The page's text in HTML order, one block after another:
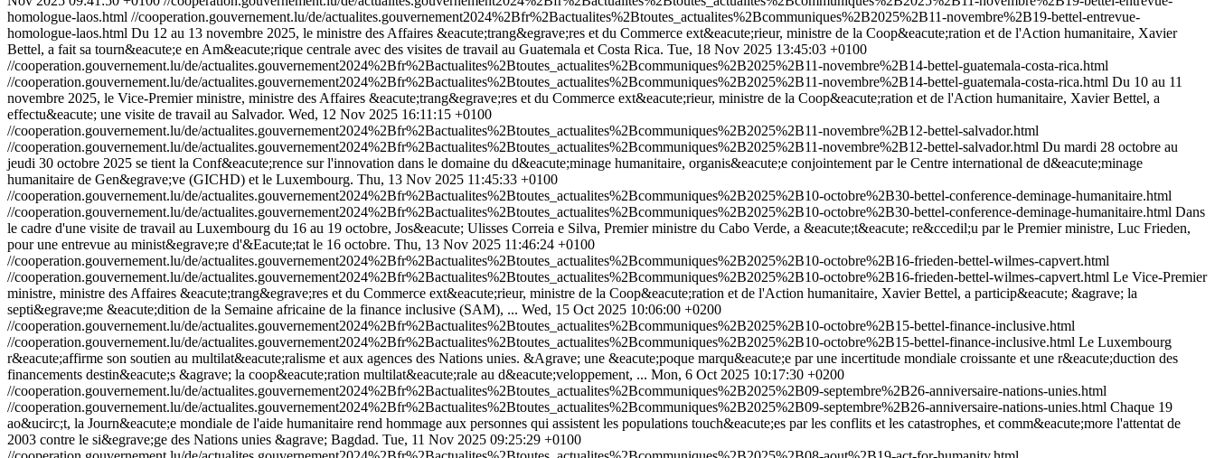
homologue-laos.html //cooperation.gouvernement.lu/de/actualites.gouvernement2024%2Bfr%2Bactualites%2Btoutes_actualites%2Bcommuniques%2B2025%2B11-novembre%2B19-bettel-entrevue-
homologue-laos.html Du 12 au 13 novembre 2025, le ministre des Affaires &eacute;trang&egrave;res et du Commerce ext&eacute;rieur, ministre de la Coop&eacute;ration et de l'Action humanitaire, Xavier
Bettel, a fait sa tourn&eacute;e en Am&eacute;rique centrale avec des visites de travail au Guatemala et Costa Rica. Tue, 18 Nov 2025 13:45:03 +0100
//cooperation.gouvernement.lu/de/actualites.gouvernement2024%2Bfr%2Bactualites%2Btoutes_actualites%2Bcommuniques%2B2025%2B11-novembre%2B14-bettel-guatemala-costa-rica.html
//cooperation.gouvernement.lu/de/actualites.gouvernement2024%2Bfr%2Bactualites%2Btoutes_actualites%2Bcommuniques%2B2025%2B11-novembre%2B14-bettel-guatemala-costa-rica.html Du 10 au 11
novembre 2025, le Vice-Premier ministre, ministre des Affaires &eacute;trang&egrave;res et du Commerce ext&eacute;rieur, ministre de la Coop&eacute;ration et de l'Action humanitaire, Xavier Bettel, a
effectu&eacute; une visite de travail au Salvador. Wed, 12 Nov 2025 16:11:15 +0100
//cooperation.gouvernement.lu/de/actualites.gouvernement2024%2Bfr%2Bactualites%2Btoutes_actualites%2Bcommuniques%2B2025%2B11-novembre%2B12-bettel-salvador.html
//cooperation.gouvernement.lu/de/actualites.gouvernement2024%2Bfr%2Bactualites%2Btoutes_actualites%2Bcommuniques%2B2025%2B11-novembre%2B12-bettel-salvador.html Du mardi 28 octobre au
jeudi 30 octobre 2025 se tient la Conf&eacute;rence sur l'innovation dans le domaine du d&eacute;minage humanitaire, organis&eacute;e conjointement par le Centre international de d&eacute;minage
humanitaire de Gen&egrave;ve (GICHD) et le Luxembourg. Thu, 13 Nov 2025 11:45:33 +0100
//cooperation.gouvernement.lu/de/actualites.gouvernement2024%2Bfr%2Bactualites%2Btoutes_actualites%2Bcommuniques%2B2025%2B10-octobre%2B30-bettel-conference-deminage-humanitaire.html
//cooperation.gouvernement.lu/de/actualites.gouvernement2024%2Bfr%2Bactualites%2Btoutes_actualites%2Bcommuniques%2B2025%2B10-octobre%2B30-bettel-conference-deminage-humanitaire.html Dans
le cadre d'une visite de travail au Luxembourg du 16 au 19 octobre, Jos&eacute; Ulisses Correia e Silva, Premier ministre du Cabo Verde, a &eacute;t&eacute; re&ccedil;u par le Premier ministre, Luc Frieden,
pour une entrevue au minist&egrave;re d'&Eacute;tat le 16 octobre. Thu, 13 Nov 2025 11:46:24 +0100
//cooperation.gouvernement.lu/de/actualites.gouvernement2024%2Bfr%2Bactualites%2Btoutes_actualites%2Bcommuniques%2B2025%2B10-octobre%2B16-frieden-bettel-wilmes-capvert.html
//cooperation.gouvernement.lu/de/actualites.gouvernement2024%2Bfr%2Bactualites%2Btoutes_actualites%2Bcommuniques%2B2025%2B10-octobre%2B16-frieden-bettel-wilmes-capvert.html Le Vice-Premier
ministre, ministre des Affaires &eacute;trang&egrave;res et du Commerce ext&eacute;rieur, ministre de la Coop&eacute;ration et de l'Action humanitaire, Xavier Bettel, a particip&eacute; &agrave; la
septi&egrave;me &eacute;dition de la Semaine africaine de la finance inclusive (SAM), ... Wed, 15 Oct 2025 10:06:00 +0200
//cooperation.gouvernement.lu/de/actualites.gouvernement2024%2Bfr%2Bactualites%2Btoutes_actualites%2Bcommuniques%2B2025%2B10-octobre%2B15-bettel-finance-inclusive.html
//cooperation.gouvernement.lu/de/actualites.gouvernement2024%2Bfr%2Bactualites%2Btoutes_actualites%2Bcommuniques%2B2025%2B10-octobre%2B15-bettel-finance-inclusive.html Le Luxembourg
r&eacute;affirme son soutien au multilat&eacute;ralisme et aux agences des Nations unies. &Agrave; une &eacute;poque marqu&eacute;e par une incertitude mondiale croissante et une r&eacute;duction des
financements destin&eacute;s &agrave; la coop&eacute;ration multilat&eacute;rale au d&eacute;veloppement, ... Mon, 6 Oct 2025 10:17:30 +0200
//cooperation.gouvernement.lu/de/actualites.gouvernement2024%2Bfr%2Bactualites%2Btoutes_actualites%2Bcommuniques%2B2025%2B09-septembre%2B26-anniversaire-nations-unies.html
//cooperation.gouvernement.lu/de/actualites.gouvernement2024%2Bfr%2Bactualites%2Btoutes_actualites%2Bcommuniques%2B2025%2B09-septembre%2B26-anniversaire-nations-unies.html Chaque 19
ao&ucirc;t, la Journ&eacute;e mondiale de l'aide humanitaire rend hommage aux personnes qui assistent les populations touch&eacute;es par les conflits et les catastrophes, et comm&eacute;more l'attentat de
2003 contre le si&egrave;ge des Nations unies &agrave; Bagdad. Tue, 11 Nov 2025 09:25:29 +0100